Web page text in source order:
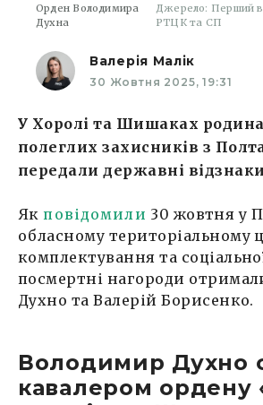
Орден Володимира
Духна
Джерело: Перший
РТЦК та СП
Валерія Малік
30 Жовтня 2025, 19:31
У Хоролі та Шишаках
полеглих захисників з
передали державні
Якповідомили 30 жовтня у
обласному територіальному
комплектування та
посмертні нагороди
Духно та Валерій Борисенко.
Володимир Духно
кавалером ордену